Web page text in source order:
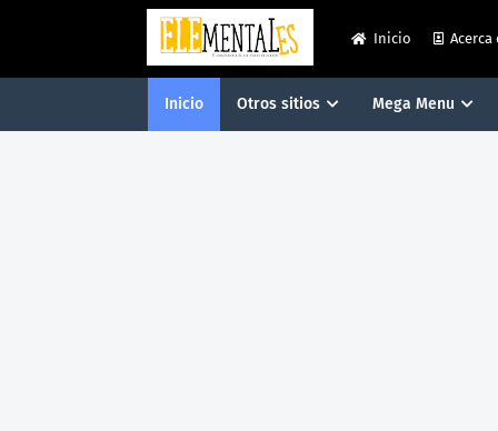
Inicio Acerca
Inicio Otros sitios Mega Menu